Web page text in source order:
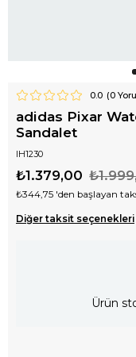
0.0 (0
adidas Pixar
Sandalet
IH1230
₺1.379,00
₺344,75 'den başlayan
Diğer taksit seçenekleri
Ürün